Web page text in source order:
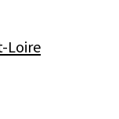
Loire